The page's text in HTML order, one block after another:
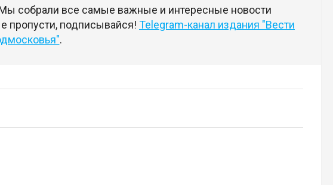
собрали все самые важные и интересные новости
пропусти, подписывайся! Telegram-канал издания "Вести
.